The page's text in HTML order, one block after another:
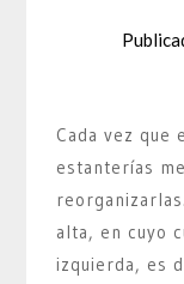
Cada vez que
estanterías
alta, en cuyo
izquierda, es